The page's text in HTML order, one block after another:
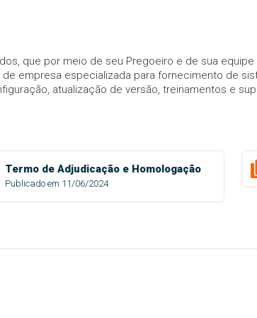
que por meio de seu Pregoeiro e de sua
de empresa especializada para fornecimento de
atualização de versão, treinamentos e
Termo de Adjudicação e Homologação
Publicado em 11/06/2024